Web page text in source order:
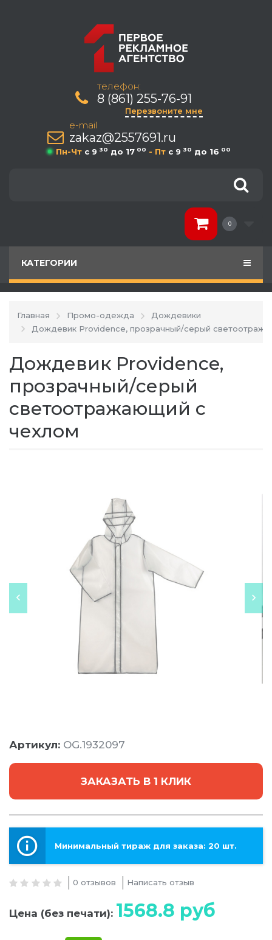
телефон:
8 (861) 255-76-91
Перезвоните мне
e-mail
zakaz@2557691.ru
Пн-Чт c 9 30 до 17 00 - Пт c 9 30 до 16 00
0
КАТЕГОРИИ
Главная Промо-одежда
Дождевики
Дождевик Providence, прозрачный/серый
Дождевик Providence,
прозрачный/серый
светоотражающий с
чехлом
Артикул: OG.1932097
ЗАКАЗАТЬ В 1 КЛИК
Минимальный тираж для заказа: 20 шт.
0 отзывов Написать отзыв
Цена (без печати): 1568.8 руб